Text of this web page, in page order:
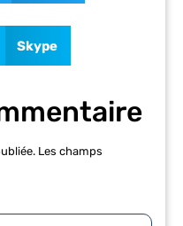
Skype
Les champs